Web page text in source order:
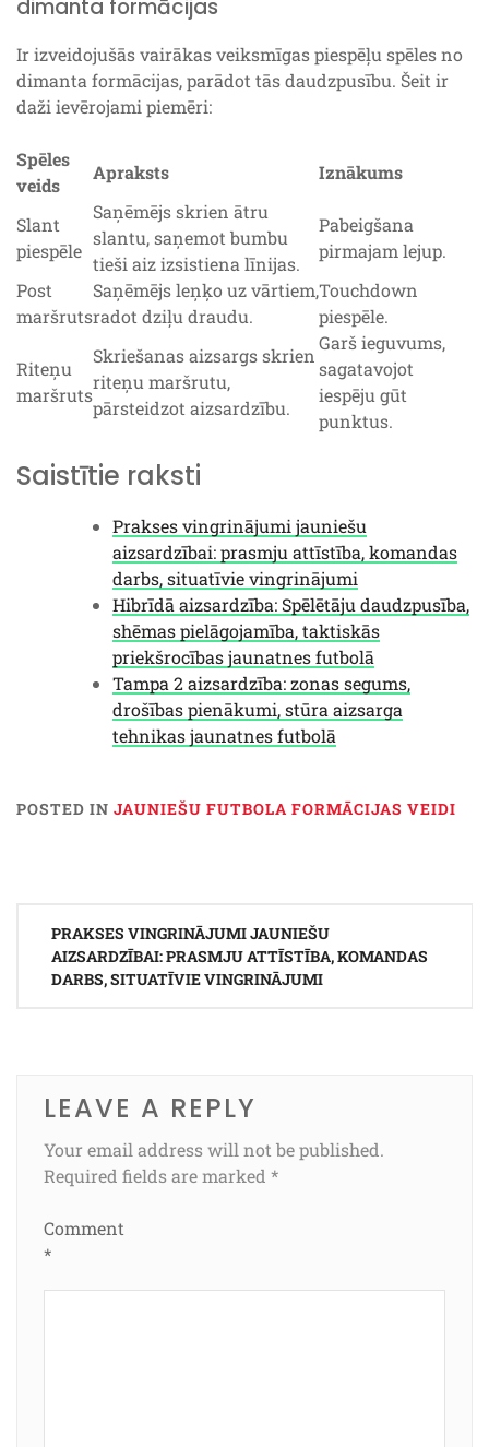
dimanta formācijas
Ir izveidojušās vairākas veiksmīgas piespēļu spēles no
dimanta formācijas, parādot tās daudzpusību. Šeit ir
daži ievērojami piemēri:
Spēles
veids
Apraksts Iznākums
Slant
piespēle
Saņēmējs skrien ātru
slantu, saņemot bumbu
tieši aiz izsistiena līnijas.
Pabeigšana
pirmajam lejup.
Post
maršruts
Saņēmējs leņķo uz vārtiem,
radot dziļu draudu.
Touchdown
piespēle.
Riteņu
maršruts
Skriešanas aizsargs skrien
riteņu maršrutu,
pārsteidzot aizsardzību.
Garš ieguvums,
sagatavojot
iespēju gūt
punktus.
Saistītie raksti
Prakses vingrinājumi jauniešu
aizsardzībai: prasmju attīstība, komandas
darbs, situatīvie vingrinājumi
Hibrīdā aizsardzība: Spēlētāju daudzpusība,
shēmas pielāgojamība, taktiskās
priekšrocības jaunatnes futbolā
Tampa 2 aizsardzība: zonas segums,
drošības pienākumi, stūra aizsarga
tehnikas jaunatnes futbolā
POSTED IN JAUNIEŠU FUTBOLA FORMĀCIJAS VEIDI
navigation
PRAKSES VINGRINĀJUMI JAUNIEŠU
AIZSARDZĪBAI: PRASMJU ATTĪSTĪBA, KOMANDAS
DARBS, SITUATĪVIE VINGRINĀJUMI
LEAVE A REPLY
Your email address will not be published.
Required fields are marked *
Comment
*